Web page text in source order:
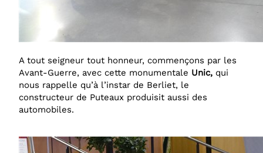
A tout seigneur tout honneur, commençons par les
Avant-Guerre, avec cette monumentale Unic, qui
nous rappelle qu’à l’instar de Berliet, le
constructeur de Puteaux produisit aussi des
automobiles.